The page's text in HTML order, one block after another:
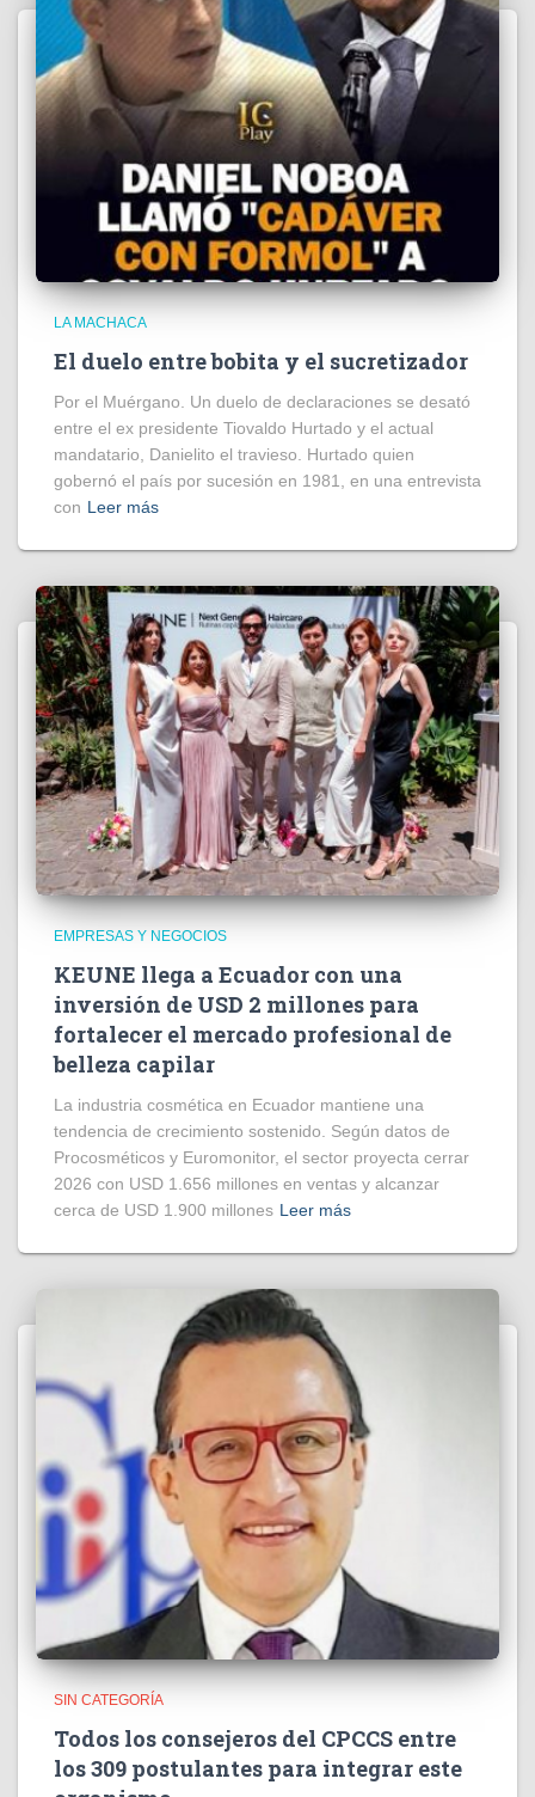
LA MACHACA
El duelo entre bobita y el sucretizador
Por el Muérgano. Un duelo de declaraciones se desató
entre el ex presidente Tiovaldo Hurtado y el actual
mandatario, Danielito el travieso. Hurtado quien
gobernó el país por sucesión en 1981, en una entrevista
con Leer más
EMPRESAS Y NEGOCIOS
KEUNE llega a Ecuador con una
inversión de USD 2 millones para
fortalecer el mercado profesional de
belleza capilar
La industria cosmética en Ecuador mantiene una
tendencia de crecimiento sostenido. Según datos de
Procosméticos y Euromonitor, el sector proyecta cerrar
2026 con USD 1.656 millones en ventas y alcanzar
cerca de USD 1.900 millones Leer más
SIN CATEGORÍA
Todos los consejeros del CPCCS entre
los 309 postulantes para integrar este